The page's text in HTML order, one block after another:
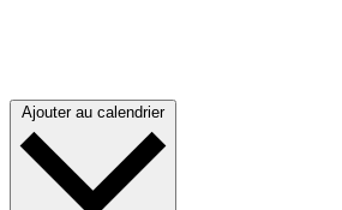
Ajouter au calendrier